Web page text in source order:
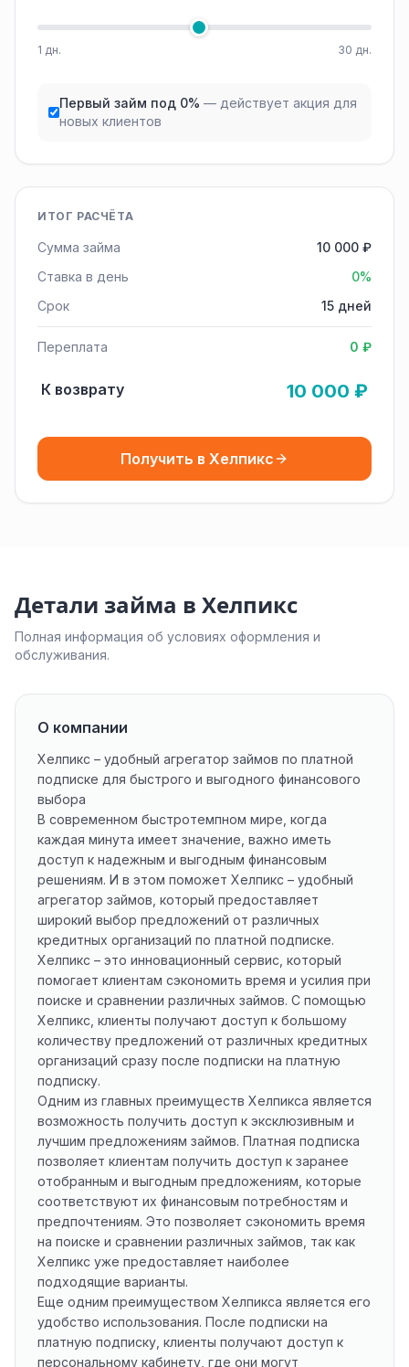
1 дн. 30 дн.
Первый займ под 0% — действует акция для
новых клиентов
ИТОГ РАСЧЁТА
Сумма займа
10 000 ₽
Ставка в день
0%
Срок
15 дней
Переплата 0 ₽
К возврату 10 000 ₽
Получить в Хелпикс
Детали займа в Хелпикс
Полная информация об условиях оформления и
обслуживания.
О компании
Хелпикс – удобный агрегатор займов по платной
подписке для быстрого и выгодного финансового
выбора
В современном быстротемпном мире, когда
каждая минута имеет значение, важно иметь
доступ к надежным и выгодным финансовым
решениям. И в этом поможет Хелпикс – удобный
агрегатор займов, который предоставляет
широкий выбор предложений от различных
кредитных организаций по платной подписке.
Хелпикс – это инновационный сервис, который
помогает клиентам сэкономить время и усилия при
поиске и сравнении различных займов. С помощью
Хелпикс, клиенты получают доступ к большому
количеству предложений от различных кредитных
организаций сразу после подписки на платную
подписку.
Одним из главных преимуществ Хелпикса является
возможность получить доступ к эксклюзивным и
лучшим предложениям займов. Платная подписка
позволяет клиентам получить доступ к заранее
отобранным и выгодным предложениям, которые
соответствуют их финансовым потребностям и
предпочтениям. Это позволяет сэкономить время
на поиске и сравнении различных займов, так как
Хелпикс уже предоставляет наиболее
подходящие варианты.
Еще одним преимуществом Хелпикса является его
удобство использования. После подписки на
платную подписку, клиенты получают доступ к
персональному кабинету, где они могут